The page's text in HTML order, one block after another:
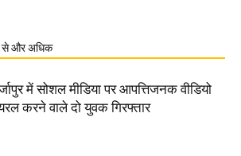
और अधिक
में सोशल मीडिया पर आपत्तिजनक वीडियो
करने वाले दो युवक गिरफ्तार